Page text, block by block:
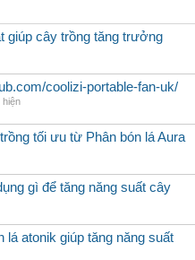
giúp cây trồng tăng trưởng
coolizi-portable-fan-uk/
hiện
tối ưu từ Phân bón lá Aura
gì để tăng năng suất cây
lá atonik giúp tăng năng suất